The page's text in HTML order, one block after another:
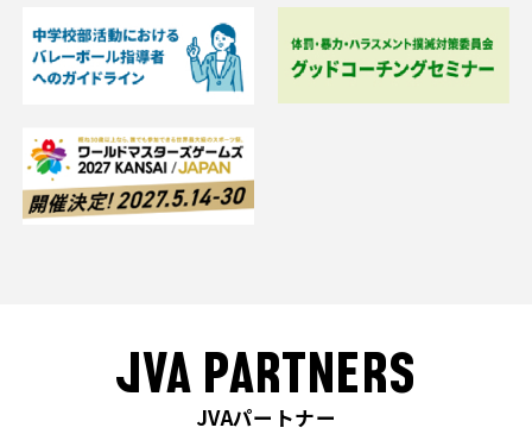
JVA PARTNERS
JVAパートナー